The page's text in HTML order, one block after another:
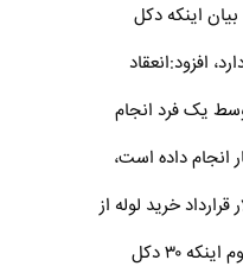
اینکه دکل
افزود:انعقاد
یک فرد انجام
انجام داده است،
خرید لوله از
خارج از کشور منعقد کرده، دوم اینکه ۳۰ دکل